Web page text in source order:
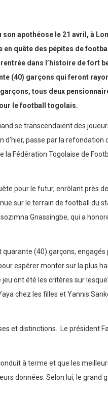
son apothéose le 21 avril, à
quête des pépites de
dans l’histoire de fort
(40) garçons qui feront
tous deux
le football togolais.
se transcendaient des
passe par la refondation
Fédération Togolaise de
pour le futur, enrôlant près
sur le terrain de football du
Gnassingbe, qui a
(40) garçons, engagés
espérer monter sur la plus
ont été les critères sur
chez les filles et Yannis
et distinctions. Le président
à terme et que les
données. Selon lui, le grand